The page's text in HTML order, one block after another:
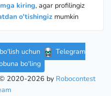
kiring, agar profilingiz
o'tishingiz mumkin
uchun
Telegram
bo'ling
© 2020-2026 by Robocontest